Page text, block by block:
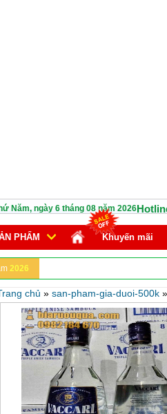
Năm, ngày 6 tháng 08 năm 2026
PHẨM Khuyến mãi
2026
chủ » san-pham-gia-duoi-500k»